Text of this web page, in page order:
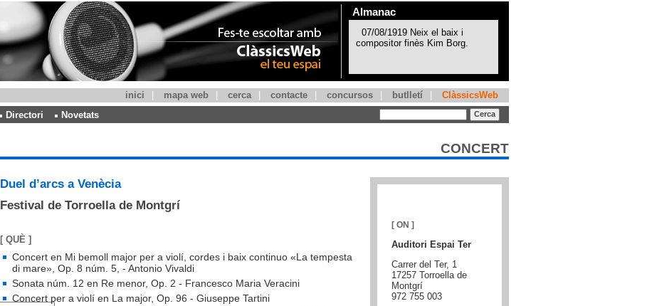
Almanac
inici mapa web cerca contacte concursos butlletí
ClàssicsWeb
Directori Novetats
CONCERT
Duel d’arcs a Venècia
Festival de Torroella de Montgrí
[ QUÈ ]
Concert en Mi bemoll major per a violí, cordes i baix continuo «La tempesta
di mare», Op. 8 núm. 5, - Antonio Vivaldi
Sonata núm. 12 en Re menor, Op. 2 - Francesco Maria Veracini
Concert per a violí en La major, Op. 96 - Giuseppe Tartini
[ ON ]
Auditori Espai Ter
Carrer del Ter, 1
17257 Torroella de
Montgrí
972 755 003